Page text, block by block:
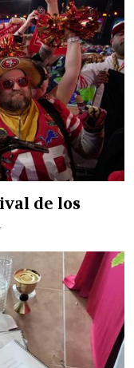
de los